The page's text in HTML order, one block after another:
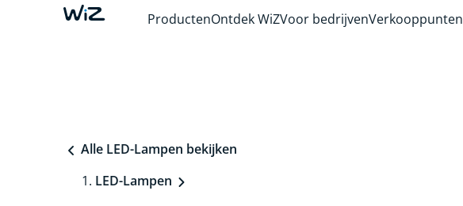
ProductenOntdek WiZVoor bedrijvenVerkooppunten
Alle LED-Lampen bekijken
LED-Lampen